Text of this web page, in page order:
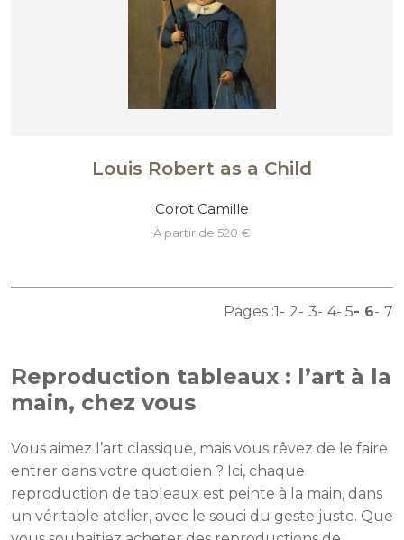
Louis Robert as a Child
Corot Camille
à partir de 520 €
Pages :1 2 3 4 5 6 7
Reproduction tableaux : l’art à la
main, chez vous
Vous aimez l’art classique, mais vous rêvez de le faire
entrer dans votre quotidien ? Ici, chaque
reproduction de tableaux est peinte à la main, dans
un véritable atelier, avec le souci du geste juste. Que